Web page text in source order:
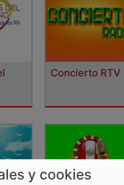
Concierto RTV
y cookies